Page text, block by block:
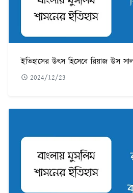
ইতিহাসের উৎস হিসেবে রিয়াজ উস
2024/12/23